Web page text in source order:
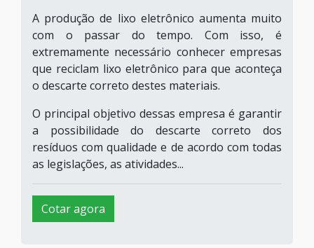
A produção de lixo eletrônico aumenta muito
com o passar do tempo. Com isso, é
extremamente necessário conhecer empresas
que reciclam lixo eletrônico para que aconteça
o descarte correto destes materiais.
O principal objetivo dessas empresa é garantir
a possibilidade do descarte correto dos
resíduos com qualidade e de acordo com todas
as legislações, as atividades...
Cotar agora